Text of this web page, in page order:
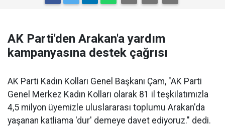
AK Parti'den Arakan'a yardım
kampanyasına destek çağrısı
AK Parti Kadın Kolları Genel Başkanı Çam, "AK Parti
Genel Merkez Kadın Kolları olarak 81 il teşkilatımızla
4,5 milyon üyemizle uluslararası toplumu Arakan'da
yaşanan katliama 'dur' demeye davet ediyoruz." dedi.